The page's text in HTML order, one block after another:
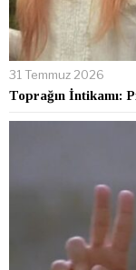
31 Temmuz 2026
Toprağın İntikamı: